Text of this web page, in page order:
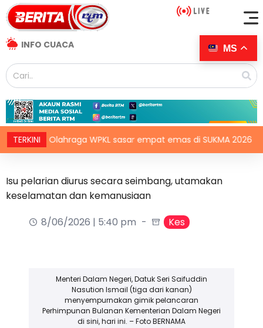
INFO CUACA
TERKINI
Olahraga WPKL sasar empat emas di SUKMA 2026
Isu pelarian diurus secara seimbang, utamakan
keselamatan dan kemanusiaan
8/06/2026 | 5:40 pm
Kes
Menteri Dalam Negeri, Datuk Seri Saifuddin
Nasution Ismail (tiga dari kanan)
menyempurnakan gimik pelancaran
Perhimpunan Bulanan Kementerian Dalam Negeri
di sini, hari ini. – Foto BERNAMA
MS